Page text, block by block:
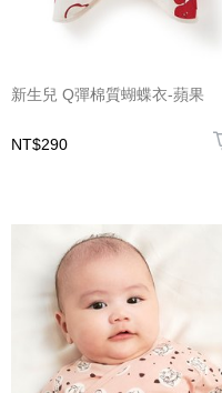
新生兒 Q彈棉質蝴蝶衣-蘋果
NT$290